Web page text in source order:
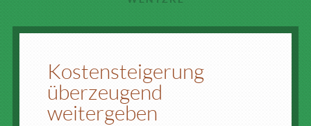
Kostensteigerung
überzeugend
weitergeben